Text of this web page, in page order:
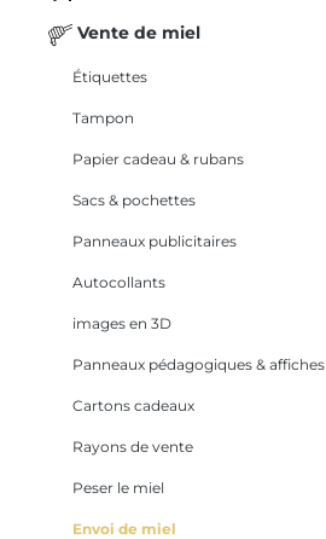
Vente de miel
Étiquettes
Tampon
Papier cadeau & rubans
Sacs & pochettes
Panneaux publicitaires
Autocollants
images en 3D
Panneaux pédagogiques & affiches
Cartons cadeaux
Rayons de vente
Peser le miel
Envoi de miel